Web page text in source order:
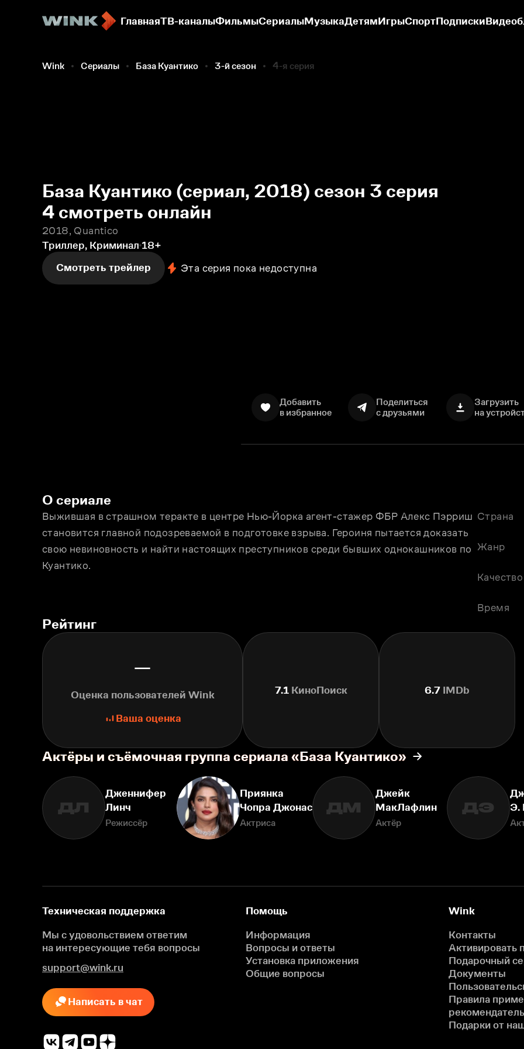
ГлавнаяТВ-каналыФильмыСериалыМузыкаДетямИгрыСпортПодписки
Wink Сериалы База Куантико 3-й сезон 4-я серия
База Куантико (сериал, 2018) сезон 3 серия
4 смотреть онлайн
2018, Quantico
Триллер, Криминал 18+
Смотреть трейлер
Эта серия пока недоступна
Добавить
в избранное
Поделиться
с друзьями
Загрузить
на
О сериале
Выжившая в страшном теракте в центре Нью-Йорка агент-стажер ФБР Алекс Пэрриш
становится главной подозреваемой в подготовке взрыва. Героиня пытается доказать
свою невиновность и найти настоящих преступников среди бывших однокашников по
Куантико.
Страна
Жанр
Качество
Время
Рейтинг
—
Оценка пользователей Wink
Ваша оценка
7.1КиноПоиск 6.7IMDb
Актёры и съёмочная группа сериала «База Куантико»
ДЛ
Дженнифер
Линч
Режиссёр
Приянка
Чопра Джонас
Актриса
ДМ
Джейк
МакЛафлин
Актёр
ДЭ
Э.
Техническая поддержка
Мы с удовольствием ответим
на интересующие тебя вопросы
support@wink.ru
Написать в чат
Помощь
Информация
Вопросы и ответы
Установка приложения
Общие вопросы
Wink
Контакты
Активировать
Подарочный
Документы
Правила
Подарки от